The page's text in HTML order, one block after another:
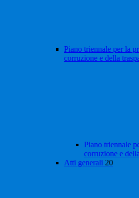
Piano triennale per la
corruzione e della
Piano triennale
corruzione e
Atti generali 20